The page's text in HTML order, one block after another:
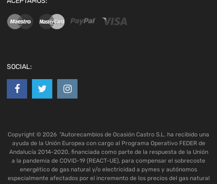
SOCIAL:
Copyright © 2026 "Autorecambios de Ocasión Castro S.L. ha recibido una
ayuda de la Unión Europea con cargo al Programa Operativo FEDER de
Andalucía 2014-2020, financiada como parte de la respuesta de la Unión
a la pandemia de COVID-19 (REACT-UE), para compensar el sobrecoste
energético de gas natural y/o electricidad a pymes y autónomos
especialmente afectados por el incremento de los precios del gas natural